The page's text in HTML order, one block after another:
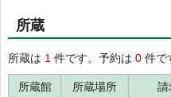
所蔵
所蔵は 1 件です。予約は 0 件で
所蔵館 所蔵場所 請